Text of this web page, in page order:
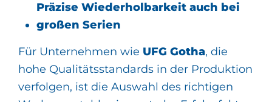
Präzise Wiederholbarkeit auch bei
großen Serien
Für Unternehmen wie UFG Gotha, die
hohe Qualitätsstandards in der Produktion
verfolgen, ist die Auswahl des richtigen